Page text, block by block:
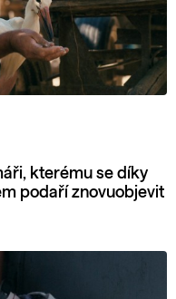
kterému se díky
podaří znovuobjevit